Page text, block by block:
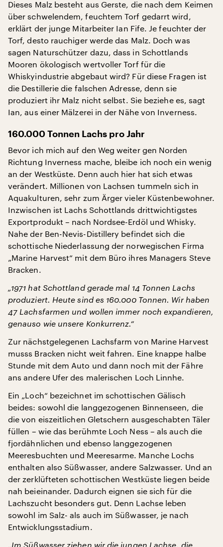
Dieses Malz besteht aus Gerste, die nach dem Keimen
über schwelendem, feuchtem Torf gedarrt wird,
erklärt der junge Mitarbeiter Ian Fife. Je feuchter der
Torf, desto rauchiger werde das Malz. Doch was
sagen Naturschützer dazu, dass in Schottlands
Mooren ökologisch wertvoller Torf für die
Whiskyindustrie abgebaut wird? Für diese Fragen ist
die Destillerie die falschen Adresse, denn sie
produziert ihr Malz nicht selbst. Sie beziehe es, sagt
Ian, aus einer Mälzerei in der Nähe von Inverness.
160.000 Tonnen Lachs pro Jahr
Bevor ich mich auf den Weg weiter gen Norden
Richtung Inverness mache, bleibe ich noch ein wenig
an der Westküste. Denn auch hier hat sich etwas
verändert. Millionen von Lachsen tummeln sich in
Aquakulturen, sehr zum Ärger vieler Küstenbewohner.
Inzwischen ist Lachs Schottlands drittwichtigstes
Exportprodukt – nach Nordsee-Erdöl und Whisky.
Nahe der Ben-Nevis-Distillery befindet sich die
schottische Niederlassung der norwegischen Firma
„Marine Harvest“ mit dem Büro ihres Managers Steve
Bracken.
„1971 hat Schottland gerade mal 14 Tonnen Lachs
produziert. Heute sind es 160.000 Tonnen. Wir haben
47 Lachsfarmen und wollen immer noch expandieren,
genauso wie unsere Konkurrenz.“
Zur nächstgelegenen Lachsfarm von Marine Harvest
musss Bracken nicht weit fahren. Eine knappe halbe
Stunde mit dem Auto und dann noch mit der Fähre
ans andere Ufer des malerischen Loch Linnhe.
Ein „Loch“ bezeichnet im schottischen Gälisch
beides: sowohl die langgezogenen Binnenseen, die
die von eiszeitlichen Gletschern ausgeschabten Täler
füllen – wie das berühmte Loch Ness – als auch die
fjordähnlichen und ebenso langgezogenen
Meeresbuchten und Meeresarme. Manche Lochs
enthalten also Süßwasser, andere Salzwasser. Und an
der zerklüfteten schottischen Westküste liegen beide
nah beieinander. Dadurch eignen sie sich für die
Lachszucht besonders gut. Denn Lachse leben
sowohl im Salz- als auch im Süßwasser, je nach
Entwicklungsstadium.
„Im Süßwasser ziehen wir die jungen Lachse, die